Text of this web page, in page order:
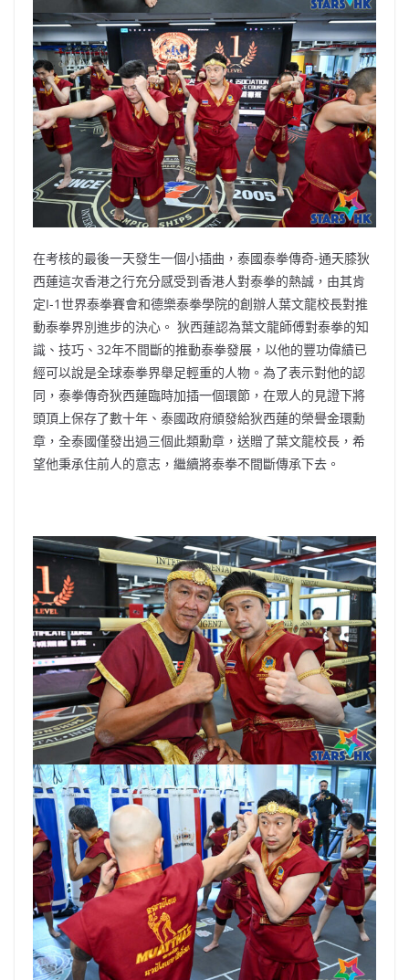
在考核的最後一天發生一個小插曲，泰國泰拳傳奇-通天膝狄
西蓮這次香港之行充分感受到香港人對泰拳的熱誠，由其肯
定I-1世界泰拳賽會和德樂泰拳學院的創辦人葉文龍校長對推
動泰拳界別進步的決心。 狄西蓮認為葉文龍師傅對泰拳的知
識、技巧、32年不間斷的推動泰拳發展，以他的豐功偉績已
經可以說是全球泰拳界舉足輕重的人物。為了表示對他的認
同，泰拳傳奇狄西蓮臨時加插一個環節，在眾人的見證下將
頭頂上保存了數十年、泰國政府頒發給狄西蓮的榮譽金環勳
章，全泰國僅發出過三個此類勳章，送贈了葉文龍校長，希
望他秉承住前人的意志，繼續將泰拳不間斷傳承下去。